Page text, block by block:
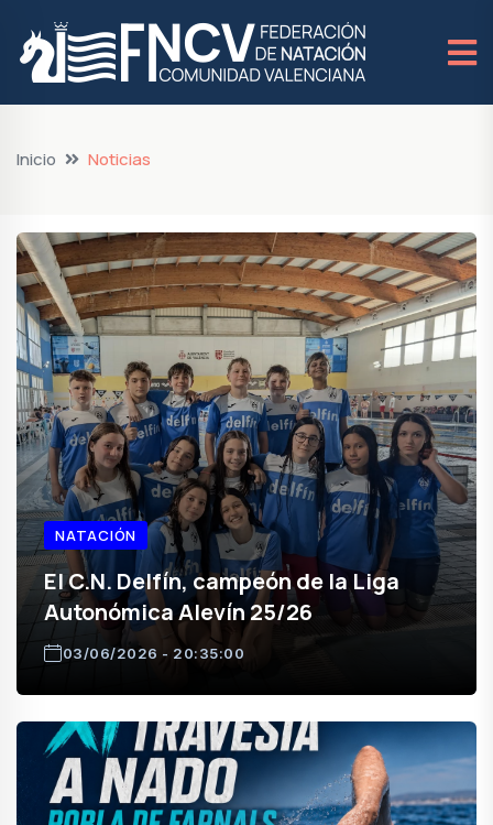
Inicio Noticias
NATACIÓN
El C.N. Delfín, campeón de la Liga
Autonómica Alevín 25/26
03/06/2026 - 20:35:00